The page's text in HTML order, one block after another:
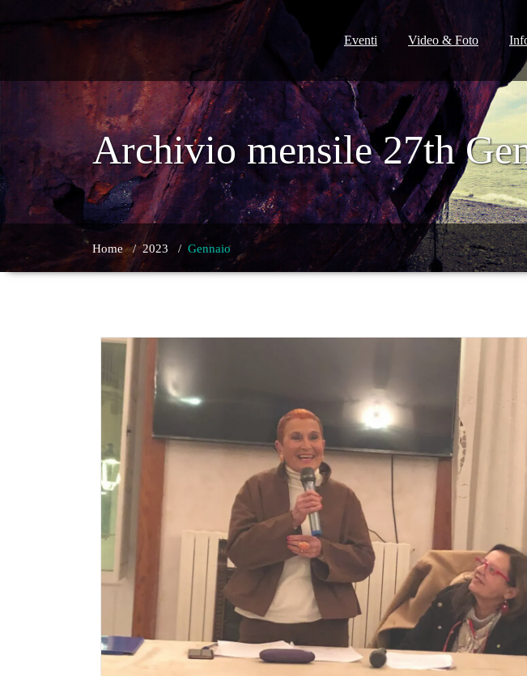
Eventi Video & Foto
Archivio mensile 27th
Home/2023 / Gennaio